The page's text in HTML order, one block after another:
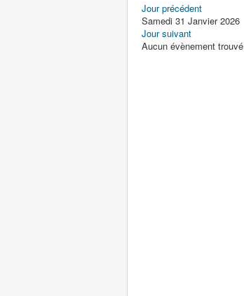
Jour précédent
Samedi 31 Janvier 2026
Jour suivant
Aucun évènement trouvé